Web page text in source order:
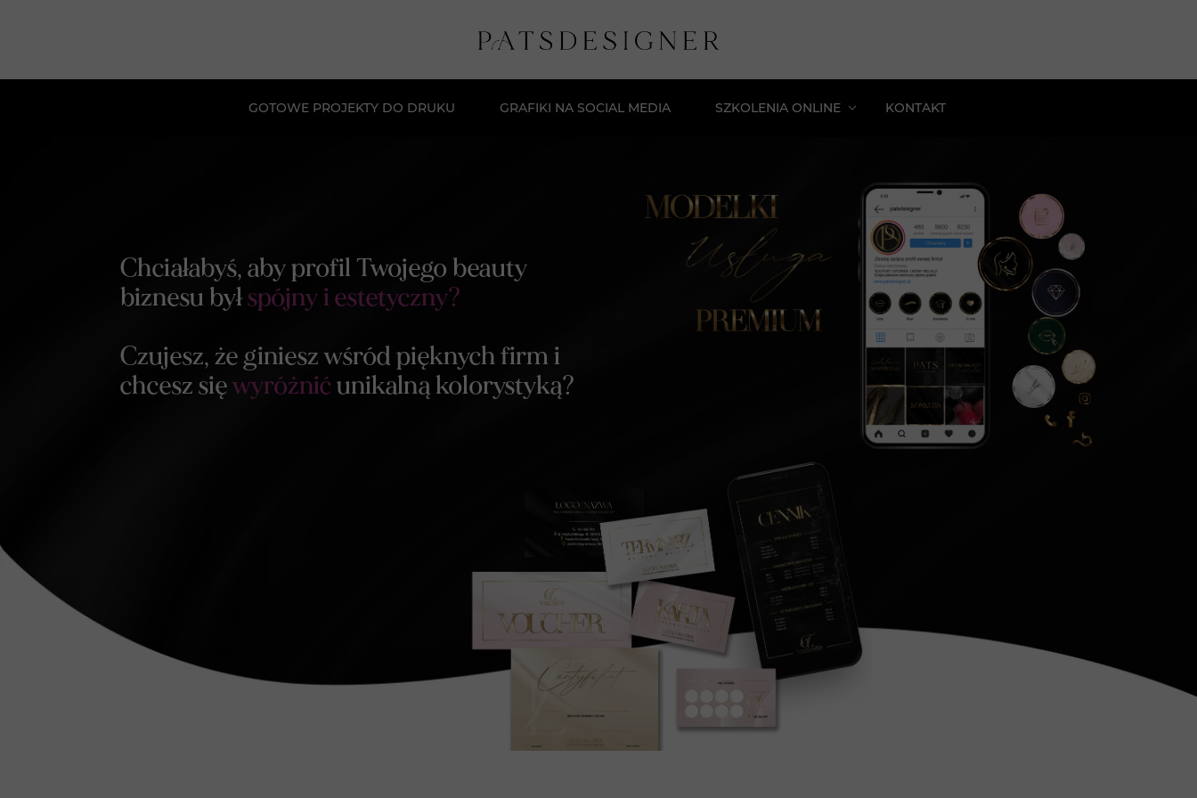
GOTOWE PROJEKTY DO DRUKU GRAFIKI NA SOCIAL MEDIA SZKOLENIA ONLINE
Kurs Stwórz Spójny Profil Beauty
Masterclass: Proste Reklamy
Szkolenie: Zoptymalizuj Profil Pod Sprzedaż
KONTAKT
Chciałabyś, aby profil Twojego beauty
biznesu byłspójny i estetyczny?
Czujesz, że giniesz wśród pięknych firm i
chcesz sięwyróżnić unikalną kolorystyką?